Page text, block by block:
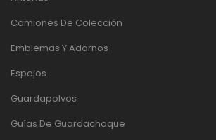
Camiones De Colección
Emblemas Y Adornos
Espejos
Guardapolvos
Guías De Guardachoque